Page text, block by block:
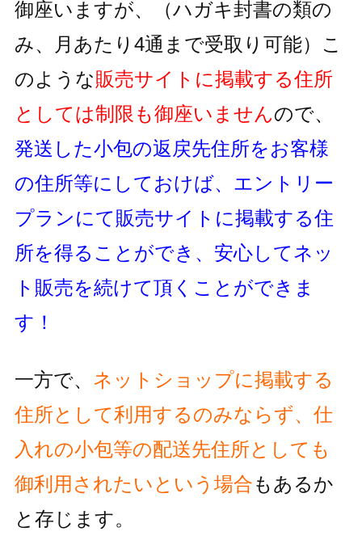
御座いますが、
（ハガキ封書の類の
み、月あたり4通まで受取り可能） こ
のような販売サイトに掲載する住所
としては制限も御座いませんので、
発送した小包の返戻先住所をお客様
の住所等にしておけば、 エントリー
プランにて販売サイトに掲載する住
所を得ることができ、 安心してネッ
ト販売を続けて頂くことができま
す！
一方で、 ネットショップに掲載する
住所として利用するのみならず、 仕
入れの小包等の配送先住所としても
御利用されたいという 場合もあるか
と存じます。